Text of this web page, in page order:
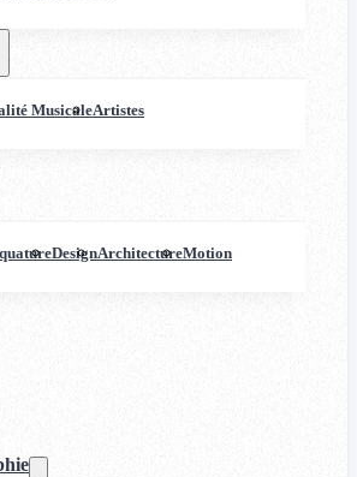
MusicaleArtistes
DesignArchitectureMotion